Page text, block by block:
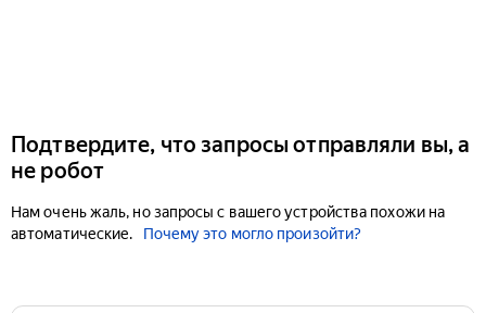
Подтвердите, что запросы отправляли вы, а
не робот
Нам очень жаль, но запросы с вашего устройства похожи на
автоматические.
Почему это могло произойти?